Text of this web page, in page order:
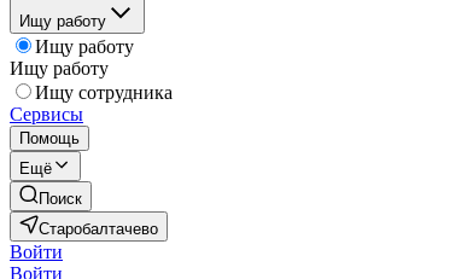
Ищу работу
Ищу работу
Ищу работу
Ищу сотрудника
Сервисы
Помощь
Ещё
Поиск
Старобалтачево
Войти
Войти